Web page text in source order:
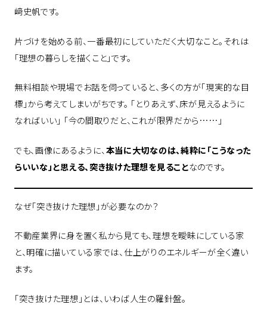
﨑史帆です。
片づけを始める前、一番最初にしていただく大切なこと。それは
「理想の暮らしを描くこと」です。
無料相談や現場でお話を伺っていると、多くの方が「現実的な目
標」から考えてしまいがちです。 「とりあえず、床が見えるように
なればいい」 「今の間取りだと、これが限界だから……」
でも、画像にあるように、本当に大切なのは、純粋に「こうなった
らいいな」と思える、突き抜けた理想を見ることなのです。
なぜ「突き抜けた理想」が必要なのか？
不動産業界に身を置く私から見ても、理想を曖昧にしている家
と、明確に描いている家では、仕上がりのエネルギーが全く違い
ます。
「突き抜けた理想」とは、いわば人生の羅針盤。